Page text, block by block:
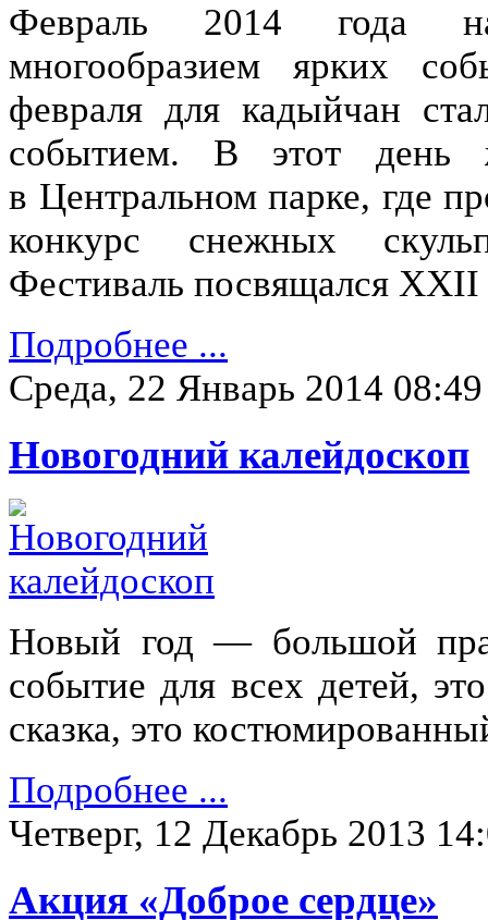
Февраль 2014 года
многообразием ярких
февраля для кадыйчан
событием. В этот день
в Центральном парке, где
конкурс снежных
Фестиваль посвящался
Подробнее ...
Среда, 22 Январь 2014 08:49
Новогодний калейдоскоп
Новый год — большой
событие для всех детей,
сказка, это
Подробнее ...
Четверг, 12 Декабрь 2013
Акция «Доброе сердце»